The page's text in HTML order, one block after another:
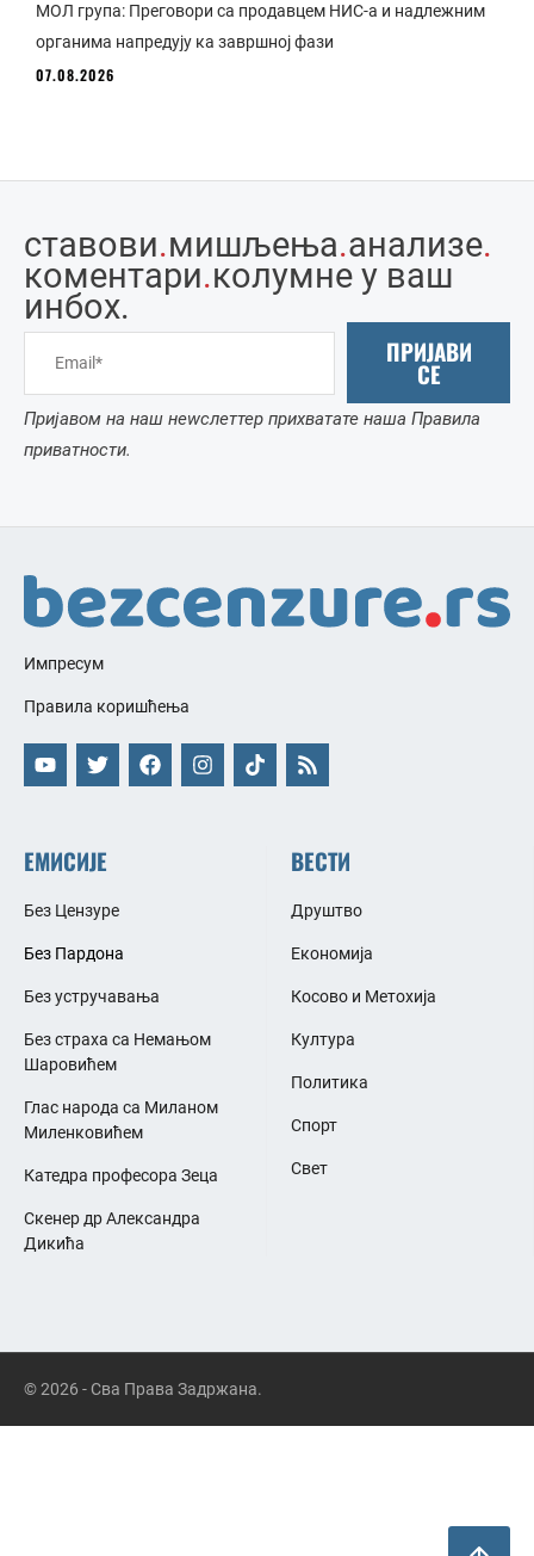
МОЛ група: Преговори са продавцем НИС-а и надлежним
органима напредују ка завршној фази
07.08.2026
ставови.мишљења.анализе.
коментари.колумне у ваш
инбоx.
ПРИЈАВИ
СЕ
Пријавом на наш неwслеттер прихватате наша Правила
приватности.
Импресум
Правила коришћења
ЕМИСИЈЕ
Без Цензуре
Без Пардона
Без устручавања
Без страха са Немањом
Шаровићем
Глас народа са Миланом
Миленковићем
Катедра професора Зеца
Скенер др Александра
Дикића
ВЕСТИ
Друштво
Економија
Косово и Метохија
Култура
Политика
Спорт
Свет
© 2026 - Сва Права Задржана.